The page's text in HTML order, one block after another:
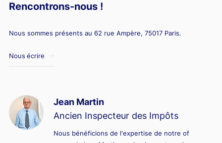
Rencontrons-nous !
Nous sommes présents au 62 rue Ampère, 75017 Paris.
Nous écrire
Jean Martin
Ancien Inspecteur des Impôts
Nous bénéficions de l'expertise de notre of